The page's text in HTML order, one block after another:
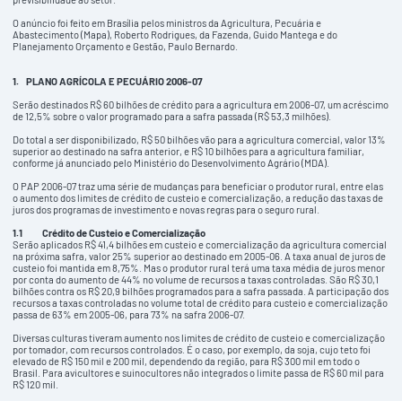
O anúncio foi feito em Brasília pelos ministros da Agricultura, Pecuária e
Abastecimento (Mapa), Roberto Rodrigues, da Fazenda, Guido Mantega e do
Planejamento Orçamento e Gestão, Paulo Bernardo.
1.PLANO AGRÍCOLA E PECUÁRIO 2006-07
Serão destinados R$ 60 bilhões de crédito para a agricultura em 2006-07, um acréscimo
de 12,5% sobre o valor programado para a safra passada (R$ 53,3 milhões).
Do total a ser disponibilizado, R$ 50 bilhões vão para a agricultura comercial, valor 13%
superior ao destinado na safra anterior, e R$ 10 bilhões para a agricultura familiar,
conforme já anunciado pelo Ministério do Desenvolvimento Agrário (MDA).
O PAP 2006-07 traz uma série de mudanças para beneficiar o produtor rural, entre elas
o aumento dos limites de crédito de custeio e comercialização, a redução das taxas de
juros dos programas de investimento e novas regras para o seguro rural.
1.1Crédito de Custeio e Comercialização
Serão aplicados R$ 41,4 bilhões em custeio e comercialização da agricultura comercial
na próxima safra, valor 25% superior ao destinado em 2005-06. A taxa anual de juros de
custeio foi mantida em 8,75%. Mas o produtor rural terá uma taxa média de juros menor
por conta do aumento de 44% no volume de recursos a taxas controladas. São R$ 30,1
bilhões contra os R$ 20,9 bilhões programados para a safra passada. A participação dos
recursos a taxas controladas no volume total de crédito para custeio e comercialização
passa de 63% em 2005-06, para 73% na safra 2006-07.
Diversas culturas tiveram aumento nos limites de crédito de custeio e comercialização
por tomador, com recursos controlados. É o caso, por exemplo, da soja, cujo teto foi
elevado de R$ 150 mil e 200 mil, dependendo da região, para R$ 300 mil em todo o
Brasil. Para avicultores e suinocultores não integrados o limite passa de R$ 60 mil para
R$ 120 mil.